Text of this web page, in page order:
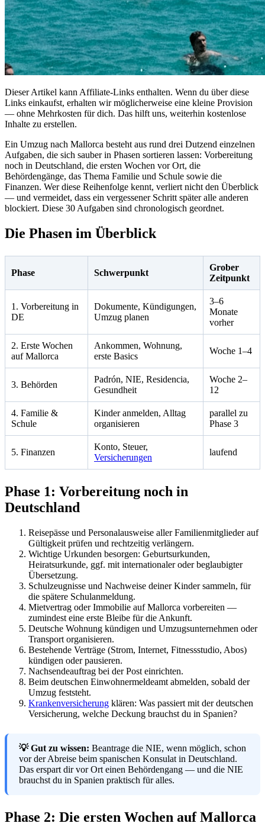
Dieser Artikel kann Affiliate-Links enthalten. Wenn du über diese
Links einkaufst, erhalten wir möglicherweise eine kleine Provision
— ohne Mehrkosten für dich. Das hilft uns, weiterhin kostenlose
Inhalte zu erstellen.
Ein Umzug nach Mallorca besteht aus rund drei Dutzend einzelnen
Aufgaben, die sich sauber in Phasen sortieren lassen: Vorbereitung
noch in Deutschland, die ersten Wochen vor Ort, die
Behördengänge, das Thema Familie und Schule sowie die
Finanzen. Wer diese Reihenfolge kennt, verliert nicht den Überblick
— und vermeidet, dass ein vergessener Schritt später alle anderen
blockiert. Diese 30 Aufgaben sind chronologisch geordnet.
Die Phasen im Überblick
Phase Schwerpunkt
Grober
Zeitpunkt
1. Vorbereitung in
DE
Dokumente, Kündigungen,
Umzug planen
3–6
Monate
vorher
2. Erste Wochen
auf Mallorca
Ankommen, Wohnung,
erste Basics
Woche 1–4
3. Behörden
Padrón, NIE, Residencia,
Gesundheit
Woche 2–
12
4. Familie &
Schule
Kinder anmelden, Alltag
organisieren
parallel zu
Phase 3
5. Finanzen
Konto, Steuer,
Versicherungen
laufend
Phase 1: Vorbereitung noch in
Deutschland
Reisepässe und Personalausweise aller Familienmitglieder auf
Gültigkeit prüfen und rechtzeitig verlängern.
Wichtige Urkunden besorgen: Geburtsurkunden,
Heiratsurkunde, ggf. mit internationaler oder beglaubigter
Übersetzung.
Schulzeugnisse und Nachweise deiner Kinder sammeln, für
die spätere Schulanmeldung.
Mietvertrag oder Immobilie auf Mallorca vorbereiten —
zumindest eine erste Bleibe für die Ankunft.
Deutsche Wohnung kündigen und Umzugsunternehmen oder
Transport organisieren.
Bestehende Verträge (Strom, Internet, Fitnessstudio, Abos)
kündigen oder pausieren.
Nachsendeauftrag bei der Post einrichten.
Beim deutschen Einwohnermeldeamt abmelden, sobald der
Umzug feststeht.
Krankenversicherung klären: Was passiert mit der deutschen
Versicherung, welche Deckung brauchst du in Spanien?
💡 Gut zu wissen: Beantrage die NIE, wenn möglich, schon
vor der Abreise beim spanischen Konsulat in Deutschland.
Das erspart dir vor Ort einen Behördengang — und die NIE
brauchst du in Spanien praktisch für alles.
Phase 2: Die ersten Wochen auf Mallorca